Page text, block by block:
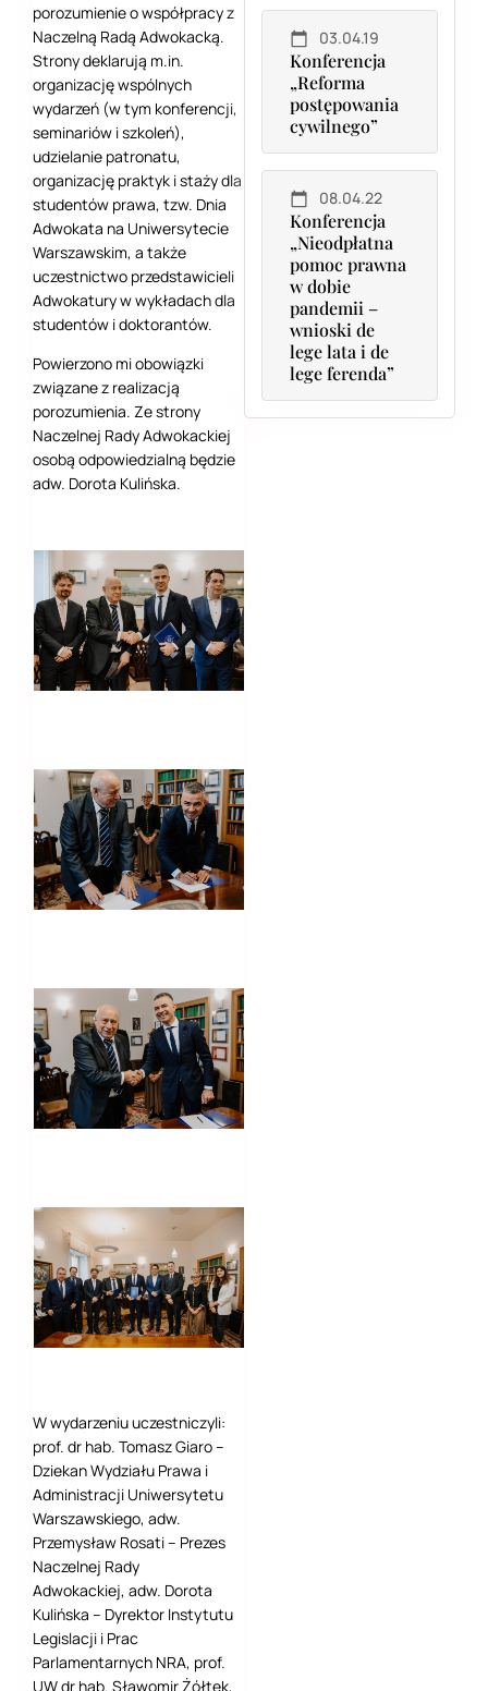
porozumienie o współpracy z
Naczelną Radą Adwokacką.
Strony deklarują m.in.
organizację wspólnych
wydarzeń (w tym konferencji,
seminariów i szkoleń),
udzielanie patronatu,
organizację praktyk i staży dla
studentów prawa, tzw. Dnia
Adwokata na Uniwersytecie
Warszawskim, a także
uczestnictwo przedstawicieli
Adwokatury w wykładach dla
studentów i doktorantów.
Powierzono mi obowiązki
związane z realizacją
porozumienia. Ze strony
Naczelnej Rady Adwokackiej
osobą odpowiedzialną będzie
adw. Dorota Kulińska.
W wydarzeniu uczestniczyli:
prof. dr hab. Tomasz Giaro –
Dziekan Wydziału Prawa i
Administracji Uniwersytetu
Warszawskiego, adw.
Przemysław Rosati – Prezes
Naczelnej Rady
Adwokackiej, adw. Dorota
Kulińska – Dyrektor Instytutu
Legislacji i Prac
Parlamentarnych NRA, prof.
UW dr hab. Sławomir Żółtek,
03.04.19
Konferencja
„Reforma
postępowania
cywilnego”
08.04.22
Konferencja
„Nieodpłatna
pomoc prawna
w dobie
pandemii –
wnioski de
lege lata i de
lege ferenda”